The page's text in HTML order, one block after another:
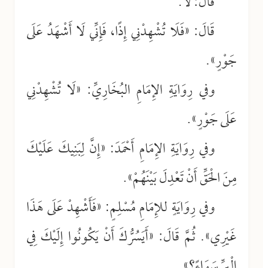
قَالَ: «فَلَا تُشْهِدْنِي إِذًا، فَإِنِّي لَا أَشْهَدُ عَلَى
جَوْرٍ».
وفي رِوَايَةِ الإِمَامِ البُخَارِيِّ: «لَا تُشْهِدْنِي
عَلَى جَوْرٍ».
وفي رِوَايَةِ الإِمَامِ أَحْمَدَ: «إِنَّ لِبَنِيكَ عَلَيْكَ
مِنَ الْحَقِّ أَنْ تَعْدِلَ بَيْنَهُمْ».
وفي رِوَايَةٍ للإِمَامِ مُسْلِمٍ: «فَأَشْهِدْ عَلَى هَذَا
غَيْرِي». ثُمَّ قَالَ: «أَيَسُرُّكَ أَنْ يَكُونُوا إِلَيْكَ فِي